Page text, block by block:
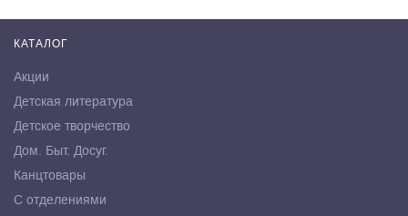
КАТАЛОГ
Акции
Детская литература
Детское творчество
Дом. Быт. Досуг.
Канцтовары
С отделениями